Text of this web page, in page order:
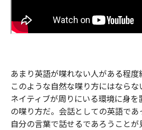
あまり英語が喋れない人がある程度
このような自然な喋り方にはならな
ネイティブが周りにいる環境に身
の喋り方だ。会話としての英語であ
自分の言葉で話せるであろうことが